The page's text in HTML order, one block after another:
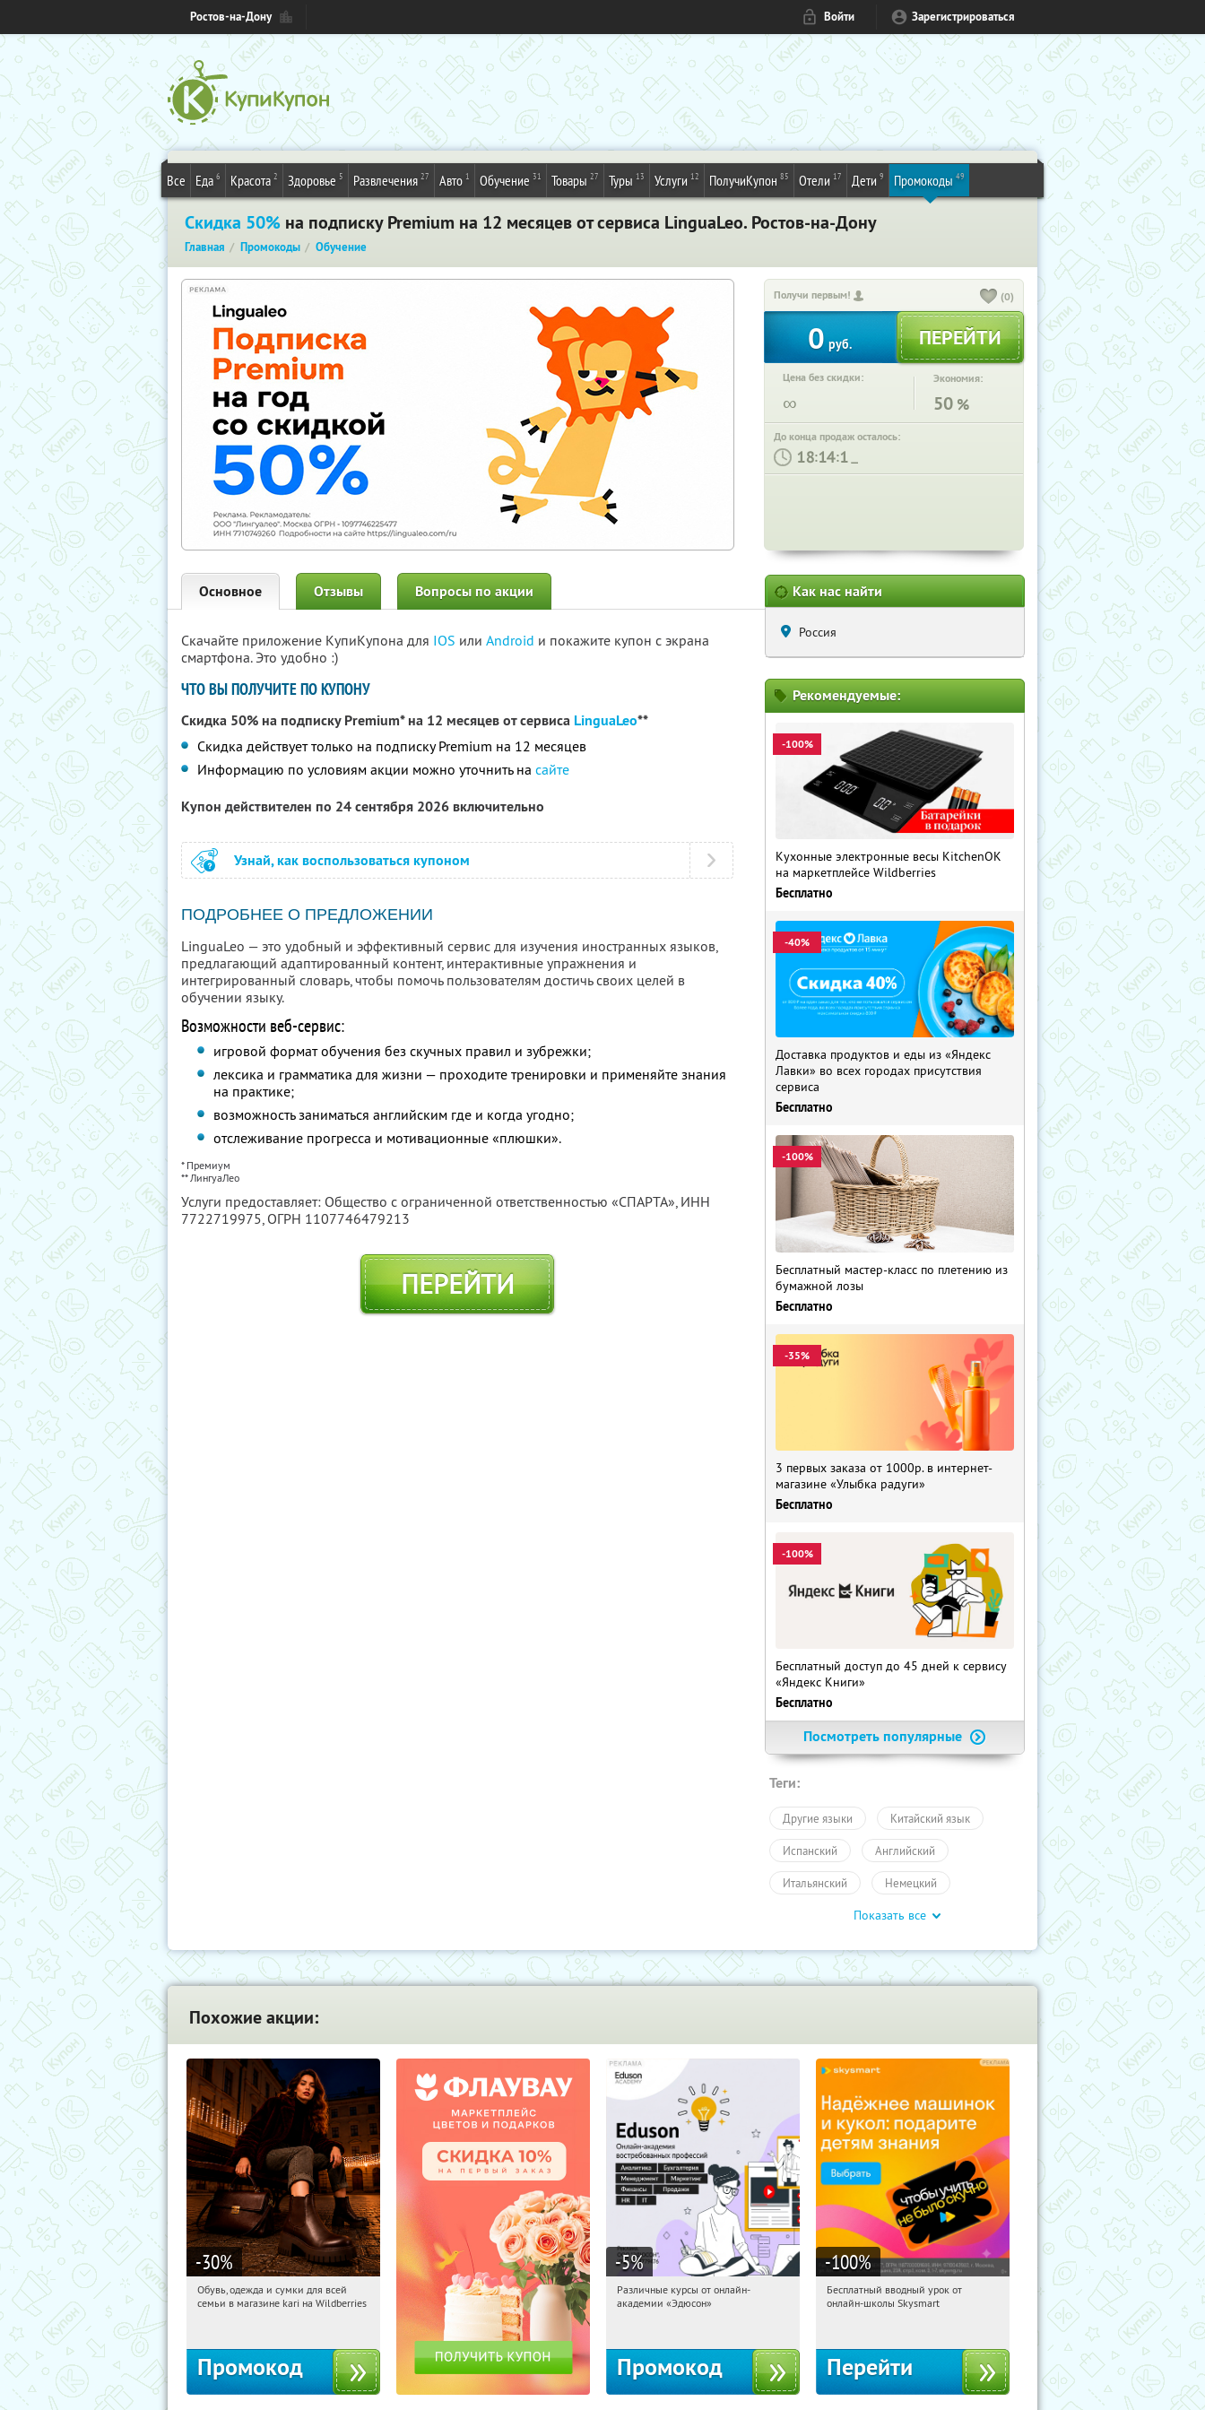
Ростов-на-Дону Войти Зарегистрироваться
Все Еда 6 Красота 2 Здоровье 5 Развлечения 27 Авто 1 Обучение 31 Товары 27 Туры 13 Услуги 12 ПолучиКупон 85 Отели 17 Дети 9 Промокоды 49
Скидка 50% на подписку Premium на 12 месяцев от сервиса LinguaLeo. Ростов-на-Дону
Главная Промокоды Обучение
Получи первым! (0)
0 руб.
Цена без скидки:
∞
Экономия:
50 %
До конца продаж осталось:
: :
Основное Отзывы Вопросы по акции
Скачайте приложение КупиКупона для IOS или Android и покажите купон с экрана
смартфона. Это удобно :)
ЧТО ВЫ ПОЛУЧИТЕ ПО КУПОНУ
Скидка 50% на подписку Premium* на 12 месяцев от сервиса LinguaLeo**
Скидка действует только на подписку Premium на 12 месяцев
Информацию по условиям акции можно уточнить на сайте
Купон действителен по 24 сентября 2026 включительно
Узнай, как воспользоваться купоном
ПОДРОБНЕЕ О ПРЕДЛОЖЕНИИ
LinguaLeo — это удобный и эффективный сервис для изучения иностранных языков,
предлагающий адаптированный контент, интерактивные упражнения и
интегрированный словарь, чтобы помочь пользователям достичь своих целей в
обучении языку.
Возможности веб-сервис:
игровой формат обучения без скучных правил и зубрежки;
лексика и грамматика для жизни — проходите тренировки и применяйте знания
на практике;
возможность заниматься английским где и когда угодно;
отслеживание прогресса и мотивационные «плюшки».
* Премиум
** ЛингуаЛео
Услуги предоставляет: Общество с ограниченной ответственностью «СПАРТА», ИНН
7722719975, ОГРН 1107746479213
ПЕРЕЙТИ
Как нас найти
Россия
Рекомендуемые:
-100%
Кухонные электронные весы KitchenOK
на маркетплейсе Wildberries
Бесплатно
-40%
Доставка продуктов и еды из «Яндекс
Лавки» во всех городах присутствия
сервиса
Бесплатно
-100%
Бесплатный мастер-класс по плетению из
бумажной лозы
Бесплатно
-35%
3 первых заказа от 1000р. в интернет-
магазине «Улыбка радуги»
Бесплатно
-100%
Бесплатный доступ до 45 дней к сервису
«Яндекс Книги»
Бесплатно
Посмотреть популярные
Теги:
Другие языки Китайский язык
Испанский Английский
Итальянский Немецкий
Промокоды
Обучение ПолучиКупон
Показать все
Похожие акции:
-30%
21:12:59 Получили:
Обувь, одежда и сумки для всей
семьи в магазине kari на Wildberries
Промокод
-5%
21:12:59 Получили:
Различные курсы от онлайн-
академии «Эдюсон»
Промокод
-100%
21:12:59
Получи первым!
Бесплатный вводный урок от
онлайн-школы Skysmart
Перейти